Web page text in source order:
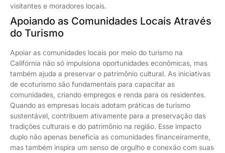
visitantes e moradores locais.
Apoiando as Comunidades Locais Através
do Turismo
Apoiar as comunidades locais por meio do turismo na
Califórnia não só impulsiona oportunidades econômicas, mas
também ajuda a preservar o patrimônio cultural. As iniciativas
de ecoturismo são fundamentais para capacitar as
comunidades, criando empregos e renda para os residentes.
Quando as empresas locais adotam práticas de turismo
sustentável, contribuem ativamente para a preservação das
tradições culturais e do patrimônio na região. Esse impacto
duplo não apenas beneficia as comunidades financeiramente,
mas também inspira um senso de orgulho e conexão com suas